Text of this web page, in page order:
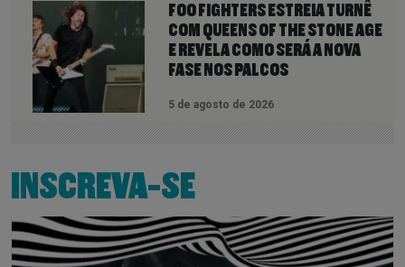
FOO FIGHTERS ESTREIA TURNÊ
COM QUEENS OF THE STONE AGE
E REVELA COMO SERÁ A NOVA
FASE NOS PALCOS
5 de agosto de 2026
INSCREVA-SE